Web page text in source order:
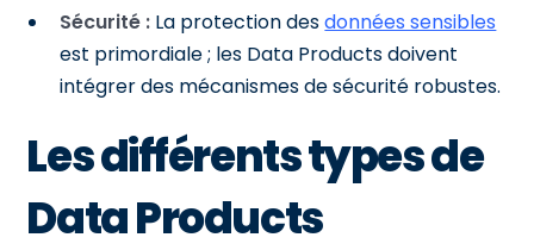
Sécurité : La protection desdonnées sensibles
est primordiale ; les Data Products doivent
intégrer des mécanismes de sécurité robustes.
Les différents types de
Data Products